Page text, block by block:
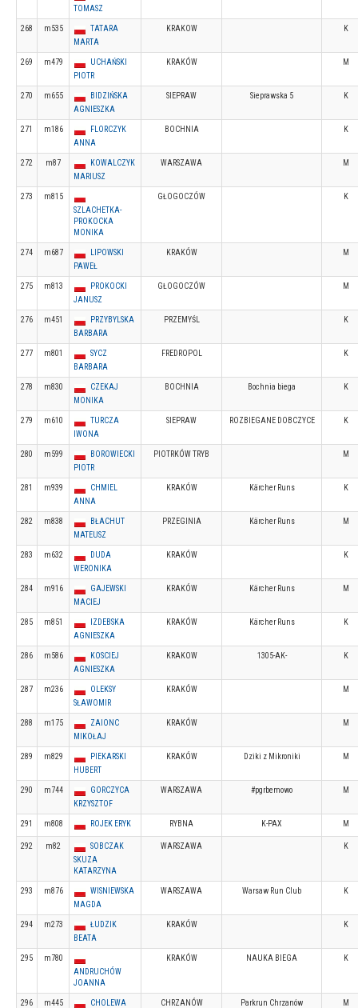
TOMASZ
268 m535
TATARA
MARTA
KRAKOW K
269 m479
UCHAŃSKI
PIOTR
KRAKÓW M
270 m655
BIDZIŃSKA
AGNIESZKA
SIEPRAW Sieprawska 5 K
271 m186
FLORCZYK
ANNA
BOCHNIA K
272 m87
KOWALCZYK
MARIUSZ
WARSZAWA M
273
m815
SZLACHETKA-
PROKOCKA
MONIKA
GŁOGOCZÓW K
274 m687
LIPOWSKI
PAWEŁ
KRAKÓW M
275 m813
PROKOCKI
JANUSZ
GŁOGOCZÓW M
276 m451
PRZYBYLSKA
BARBARA
PRZEMYŚL K
277 m801
SYCZ
BARBARA
FREDROPOL K
278 m830
CZEKAJ
MONIKA
BOCHNIA Bochnia biega K
279 m610
TURCZA
IWONA
SIEPRAW ROZBIEGANE DOBCZYCE K
280 m599
BOROWIECKI
PIOTR
PIOTRKÓW TRYB M
281 m939
CHMIEL
ANNA
KRAKÓW Kärcher Runs K
282 m838
BŁACHUT
MATEUSZ
PRZEGINIA Kärcher Runs M
283 m632
DUDA
WERONIKA
KRAKÓW K
284 m916
GAJEWSKI
MACIEJ
KRAKÓW Kärcher Runs M
285 m851
IZDEBSKA
AGNIESZKA
KRAKÓW Kärcher Runs K
286 m586
KOSCIEJ
AGNIESZKA
KRAKOW 1305-AK- K
287 m236
OLEKSY
SŁAWOMIR
KRAKÓW M
288 m175
ZAIONC
MIKOŁAJ
KRAKÓW M
289 m829
PIEKARSKI
HUBERT
KRAKÓW Dziki z Mikroniki M
290 m744
GORCZYCA
KRZYSZTOF
WARSZAWA #pgrbemowo M
291 m808 ROJEK ERYK RYBNA K-PAX M
292 m82
SOBCZAK
SKUZA
KATARZYNA
WARSZAWA K
293 m876
WISNIEWSKA
MAGDA
WARSZAWA Warsaw Run Club K
294 m273
ŁUDZIK
BEATA
KRAKÓW K
295
m780
ANDRUCHÓW
JOANNA
KRAKÓW NAUKA BIEGA K
296 m445
CHOLEWA
CHRZANÓW Parkrun Chrzanów M